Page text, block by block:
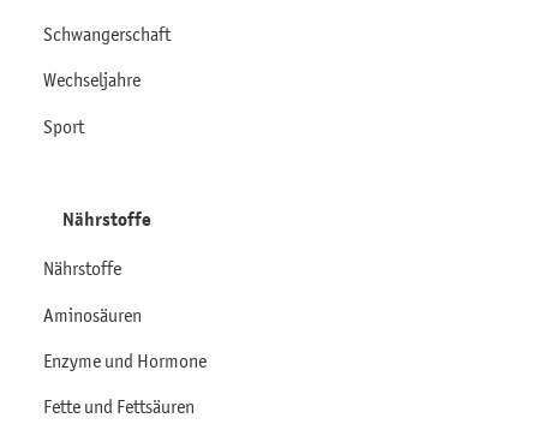
Schwangerschaft
Wechseljahre
Sport
Nährstoffe
Nährstoffe
Aminosäuren
Enzyme und Hormone
Fette und Fettsäuren